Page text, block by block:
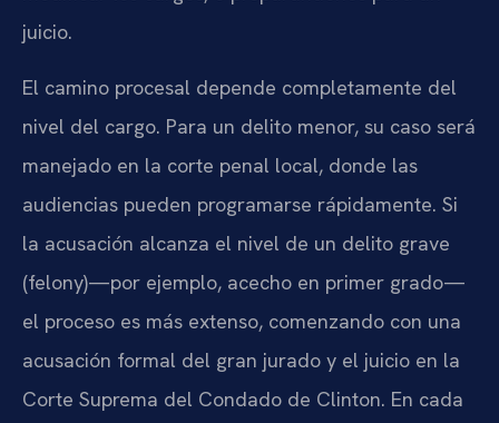
juicio.
El camino procesal depende completamente del
nivel del cargo. Para un delito menor, su caso será
manejado en la corte penal local, donde las
audiencias pueden programarse rápidamente. Si
la acusación alcanza el nivel de un delito grave
(felony)—por ejemplo, acecho en primer grado—
el proceso es más extenso, comenzando con una
acusación formal del gran jurado y el juicio en la
Corte Suprema del Condado de Clinton. En cada